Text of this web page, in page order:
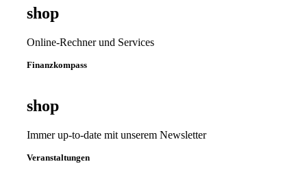
shop
Online-Rechner und Services
Finanzkompass
shop
Immer up-to-date mit unserem Newsletter
Veranstaltungen